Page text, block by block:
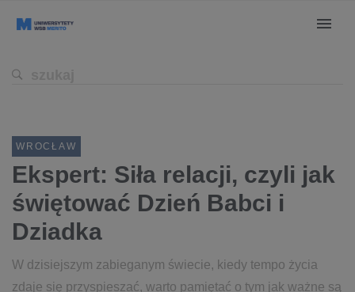
WROCŁAW
Ekspert: Siła relacji, czyli jak
świętować Dzień Babci i
Dziadka
W dzisiejszym zabieganym świecie, kiedy tempo życia
zdaje się przyspieszać, warto pamiętać o tym jak ważne są